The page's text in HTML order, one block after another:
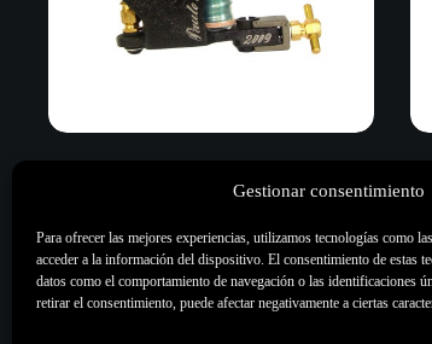
Gestionar consentimiento
Para ofrecer las mejores experiencias, utilizamos tecnologías como
acceder a la información del dispositivo. El consentimiento de estas
datos como el comportamiento de navegación o las identificaciones
retirar el consentimiento, puede afectar negativamente a ciertas
Máquinas de bobina,Maquinas de
Tatuar,Todo